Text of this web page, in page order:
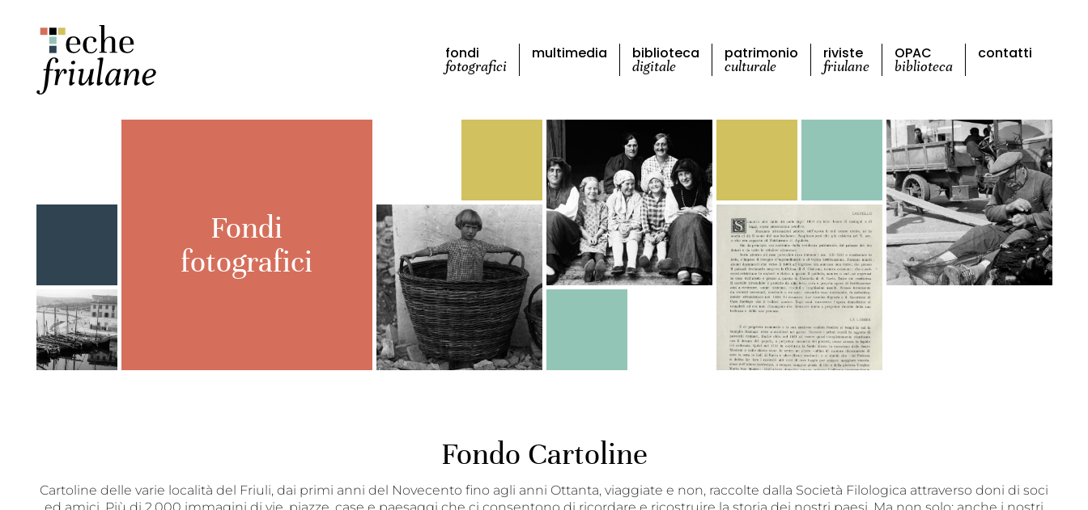
fondi
fotografici
multimedia biblioteca
digitale
patrimonio
culturale
riviste
friulane
OPAC
biblioteca
contatti
Fondi
fotografici
Fondo Cartoline
Cartoline delle varie località del Friuli, dai primi anni del Novecento fino agli anni Ottanta, viaggiate e non, raccolte dalla Società Filologica attraverso doni di soci